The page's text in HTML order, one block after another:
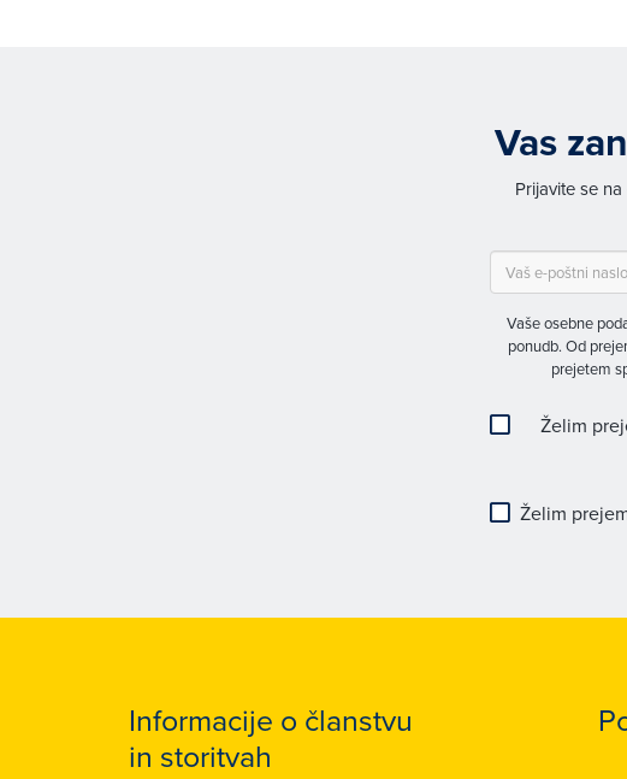
Vas
Prijavite se
Vaše osebne
ponudb. Od
prejetem
Želim
Želim
Informacije o članstvu
in storitvah